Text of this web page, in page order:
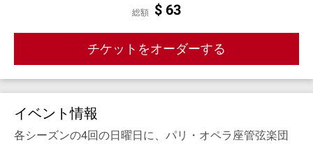
総額 $ 63
チケットをオーダーする
イベント情報
各シーズンの4回の日曜日に、パリ・オペラ座管弦楽団